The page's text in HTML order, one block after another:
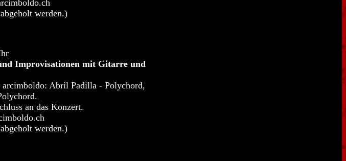
werden.)
Improvisationen mit Gitarre und
arcimboldo: Abril Padilla - Polychord,
an das Konzert.
werden.)